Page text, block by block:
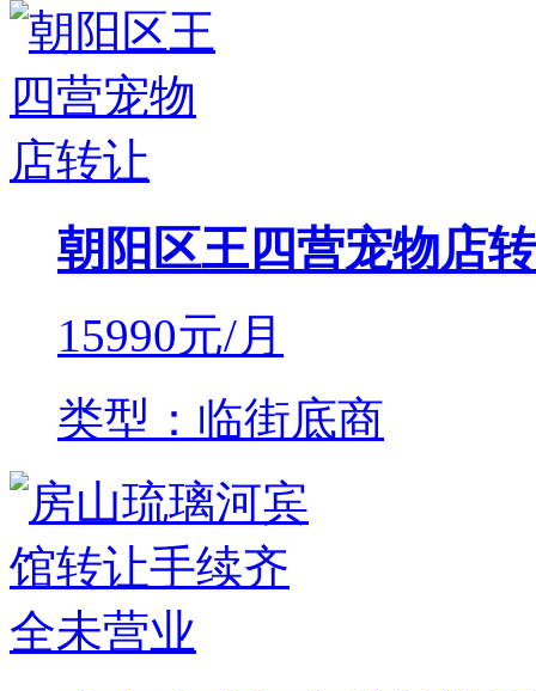
朝阳区王四营宠物店
15990元/月
类型：临街底商